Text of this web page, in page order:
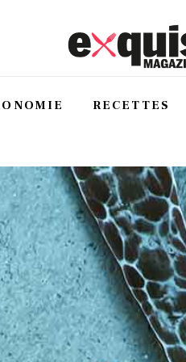
RECETTES